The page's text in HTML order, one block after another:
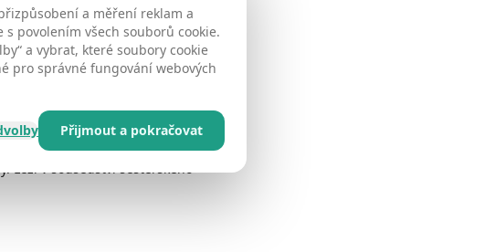
Leží v sousedství sesterského
a měření reklam a
povolením všech souborů cookie.
a vybrat, které soubory cookie
pro správné fungování webových
Přijmout a pokračovat